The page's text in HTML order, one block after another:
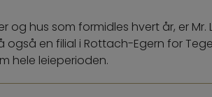
og hus som formidles hvert år, er
en filial i Rottach-Egern for
hele leieperioden.